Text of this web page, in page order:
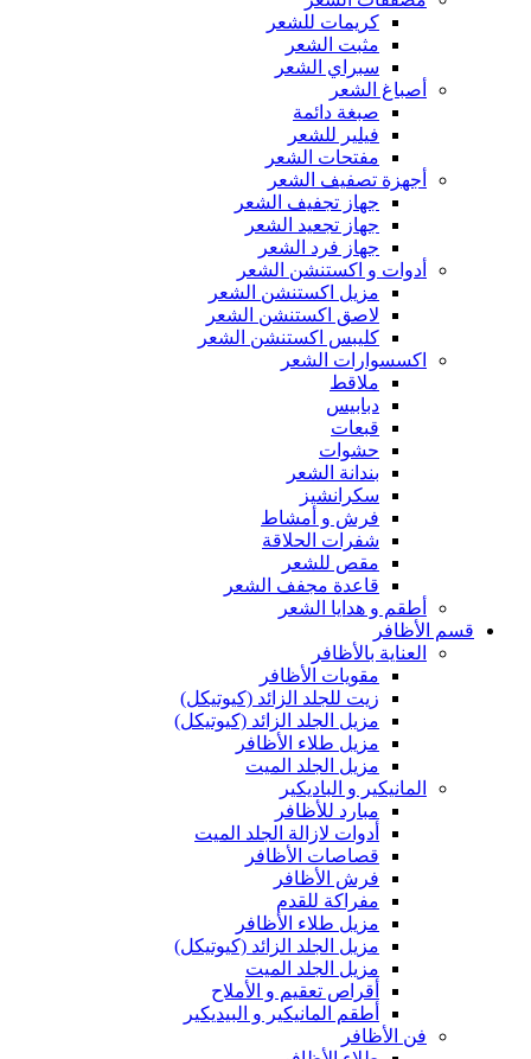
كريمات للشعر
مثبت الشعر
سبراي الشعر
أصباغ الشعر
صبغة دائمة
فيلير للشعر
مفتحات الشعر
أجهزة تصفيف الشعر
جهاز تجفيف الشعر
جهاز تجعيد الشعر
جهاز فرد الشعر
أدوات و اكستنشن الشعر
مزيل اكستنشن الشعر
لاصق اكستنشن الشعر
كليبس اكستنشن الشعر
اكسسوارات الشعر
ملاقط
دبابيس
قبعات
حشوات
بندانة الشعر
سكرانشيز
فرش و أمشاط
شفرات الحلاقة
مقص للشعر
قاعدة مجفف الشعر
أطقم و هدايا الشعر
قسم الأظافر
العناية بالأظافر
مقويات الأظافر
زيت للجلد الزائد (كيوتيكل)
مزيل الجلد الزائد (كيوتيكل)
مزيل طلاء الأظافر
مزيل الجلد الميت
المانيكير و الباديكير
مبارد للأظافر
أدوات لازالة الجلد الميت
قصاصات الأظافر
فرش الأظافر
مفراكة للقدم
مزيل طلاء الأظافر
مزيل الجلد الزائد (كيوتيكل)
مزيل الجلد الميت
أقراص تعقيم و الأملاح
أطقم المانيكير و البيديكير
فن الأظافر